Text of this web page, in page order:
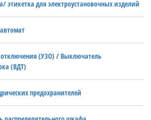
для электроустановочных изделий
отключения (УЗО) / Выключатель
(ВДТ)
предохранителей